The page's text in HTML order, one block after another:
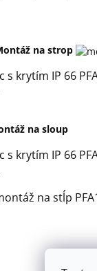
na strop
s krytím IP 66
na sloup
s krytím IP 66
na stĺp